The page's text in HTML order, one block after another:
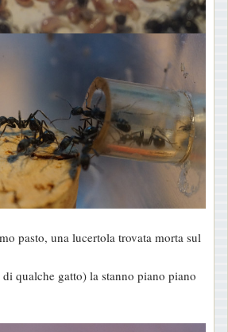
pasto, una lucertola trovata morta sul
qualche gatto) la stanno piano piano